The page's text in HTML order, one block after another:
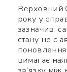
Верховний
року у
зазначив:
стану не є
вимагає